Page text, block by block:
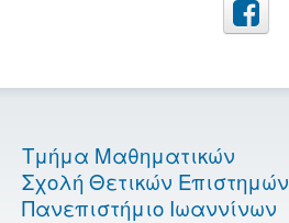
Τμήμα Μαθηματικών
Σχολή Θετικών Επιστημών
Πανεπιστήμιο Ιωαννίνων